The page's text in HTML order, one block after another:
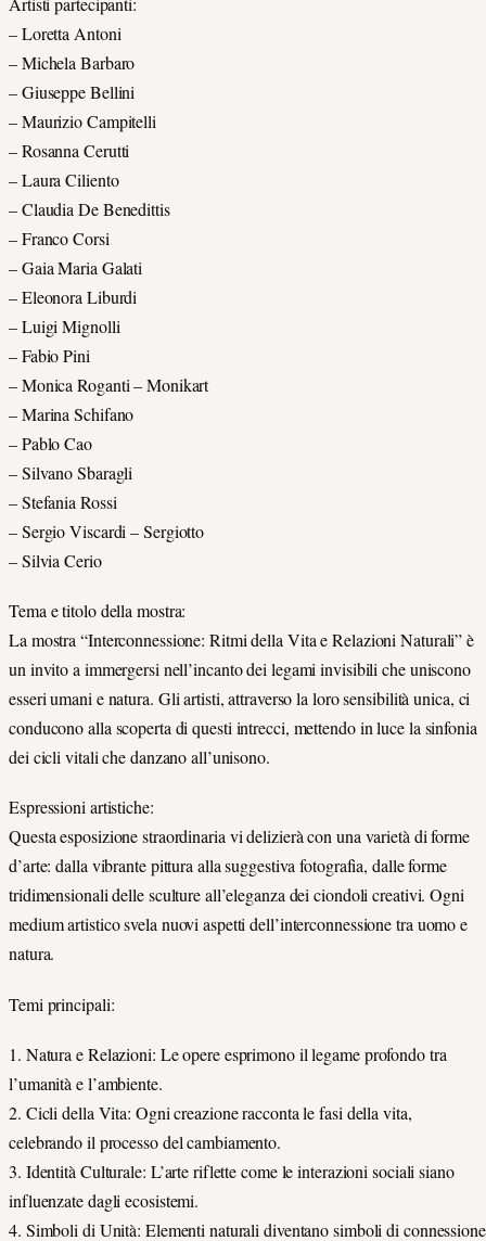
– Loretta Antoni
– Michela Barbaro
– Giuseppe Bellini
– Maurizio Campitelli
– Rosanna Cerutti
– Laura Ciliento
– Claudia De Benedittis
– Franco Corsi
– Gaia Maria Galati
– Eleonora Liburdi
– Luigi Mignolli
– Fabio Pini
– Monica Roganti – Monikart
– Marina Schifano
– Pablo Cao
– Silvano Sbaragli
– Stefania Rossi
– Sergio Viscardi – Sergiotto
– Silvia Cerio
Tema e titolo della mostra:
La mostra “Interconnessione: Ritmi della Vita e Relazioni Naturali” è
un invito a immergersi nell’incanto dei legami invisibili che uniscono
esseri umani e natura. Gli artisti, attraverso la loro sensibilità unica, ci
conducono alla scoperta di questi intrecci, mettendo in luce la sinfonia
dei cicli vitali che danzano all’unisono.
Espressioni artistiche:
Questa esposizione straordinaria vi delizierà con una varietà di forme
d’arte: dalla vibrante pittura alla suggestiva fotografia, dalle forme
tridimensionali delle sculture all’eleganza dei ciondoli creativi. Ogni
medium artistico svela nuovi aspetti dell’interconnessione tra uomo e
natura.
Temi principali:
1. Natura e Relazioni: Le opere esprimono il legame profondo tra
l’umanità e l’ambiente.
2. Cicli della Vita: Ogni creazione racconta le fasi della vita,
celebrando il processo del cambiamento.
3. Identità Culturale: L’arte riflette come le interazioni sociali siano
influenzate dagli ecosistemi.
4. Simboli di Unità: Elementi naturali diventano simboli di connessione